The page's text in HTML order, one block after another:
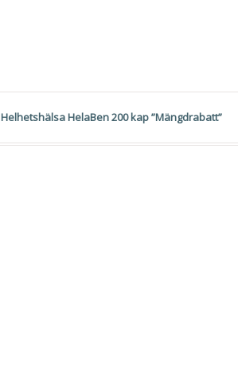
Helhetshälsa HelaBen 200 kap ”Mängdrabatt”